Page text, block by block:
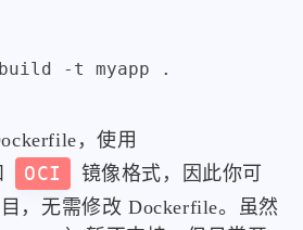
，使用
OCI
镜像格式，因此你可
，无需修改 Dockerfile。虽然